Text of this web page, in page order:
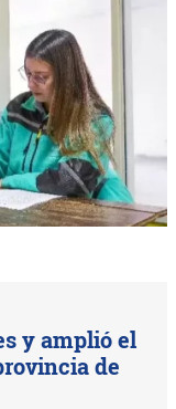
y amplió el
de